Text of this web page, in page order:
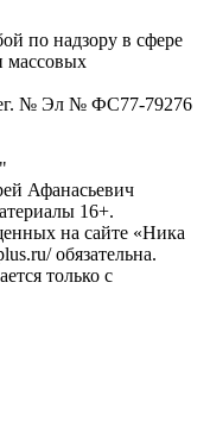
по надзору в сфере
массовых
№ Эл № ФС77-79276
Афанасьевич
16+.
на сайте «Ника
обязательна.
только с